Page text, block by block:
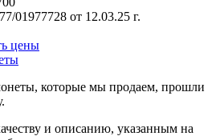
01977728 от 12.03.25 г.
цены
которые мы продаем, прошли
и описанию, указанным на